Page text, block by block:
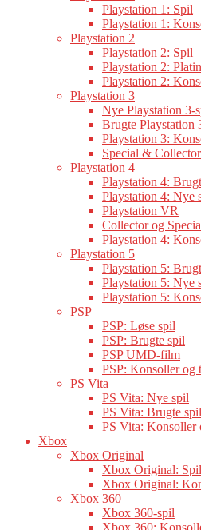
Playstation 1: Spil
Playstation 1:
Playstation 2
Playstation 2: Spil
Playstation 2:
Playstation 2:
Playstation 3
Nye Playstation 3-
Brugte Playstation
Playstation 3:
Special &
Playstation 4
Playstation 4:
Playstation 4: Nye
Playstation VR
Collector og
Playstation 4:
Playstation 5
Playstation 5:
Playstation 5: Nye
Playstation 5:
PSP
PSP: Løse spil
PSP: Brugte spil
PSP UMD-film
PSP: Konsoller og
PS Vita
PS Vita: Nye spil
PS Vita: Brugte spil
PS Vita: Konsoller
Xbox
Xbox Original
Xbox Original: Spil
Xbox Original:
Xbox 360
Xbox 360-spil